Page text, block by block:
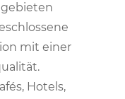
mit einer
Hotels,